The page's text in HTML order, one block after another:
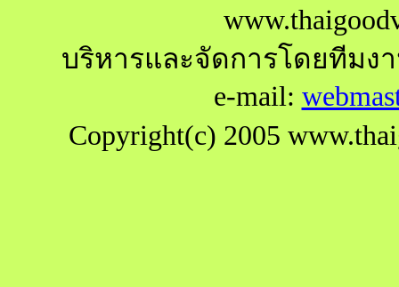
บริหารและจัดการโดยทีม
e-mail:
Copyright(c) 2005